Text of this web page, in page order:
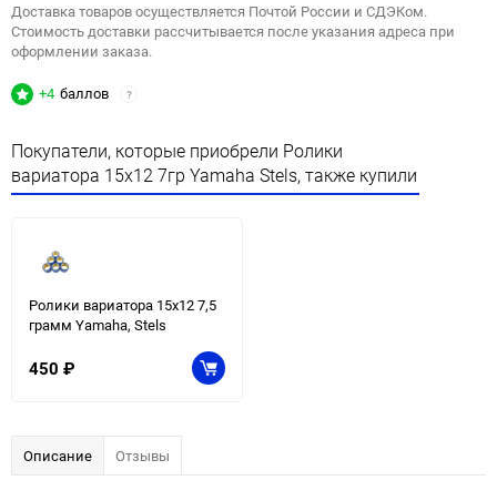
Доставка товаров осуществляется Почтой России и СДЭКом.
Стоимость доставки рассчитывается после указания адреса при
оформлении заказа.
+4 баллов ?
Покупатели, которые приобрели Ролики
вариатора 15x12 7гр Yamaha Stels, также купили
Ролики вариатора 15x12 7,5
грамм Yamaha, Stels
450 ₽
Описание Отзывы